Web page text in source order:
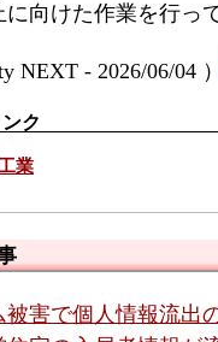
向けた作業を行っ
NEXT - 2026/06/04 ）
ク
業
被害で個人情報流出